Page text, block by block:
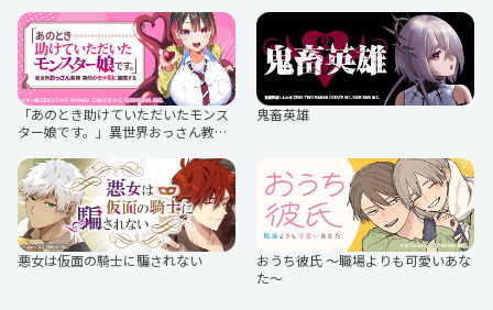
TVアニメ『とある科学の超電磁砲
T』
TVアニメ『LIAR GAME』
ホラグチ カヨ 豚箱ゑる子
奥田けい 塩谷歩波の建築シリーズ
石川県輪島漆芸美術館公式キャラク
ター「わんじま」
知多娘。
相模鉄道キャラクターそうにゃん
GJ8マン
プラレール
「あのとき助けていただいたモンス
ター娘です。」異世界おっさん教師
鬼畜英雄
悪女は仮面の騎士に騙されない
おうち彼氏 ～職場よりも可愛いあな
た～